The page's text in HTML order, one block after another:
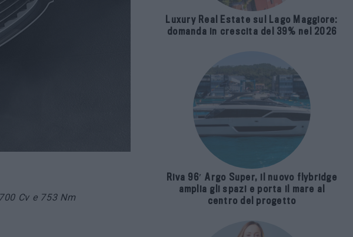
Cv e 753 Nm
Luxury Real Estate sul Lago Maggiore:
domanda in crescita del 39% nel 2026
Riva 96′ Argo Super, il nuovo flybridge
amplia gli spazi e porta il mare al
centro del progetto